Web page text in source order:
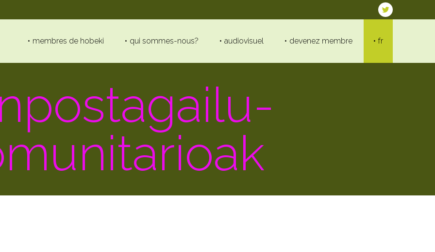
membres de hobeki qui sommes-nous? audiovisuel devenez membre fr